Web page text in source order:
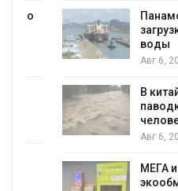
Панамский
загрузку
воды
Авг 6, 2026
В китайской
паводков
человек
Авг 6, 2026
МЕГА и